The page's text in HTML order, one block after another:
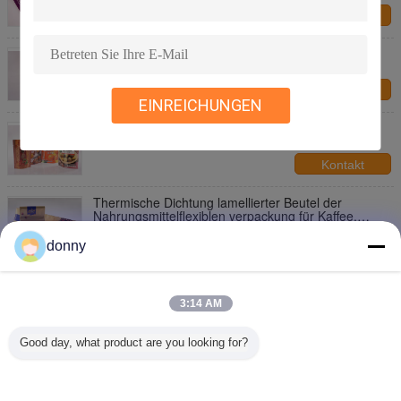
EINREICHUNGEN
Farbiger Rundboden der Nahrungsmittelflexiblen
Druck der stehenden lamellierten Tasche der
Kontakt
Thermische Dichtung lamellierter Beutel der
Nahrungsmittelflexiblen verpackung für Kaffee,
Matcha Grüner Tee Lebensmittelverpackung
donny
3:14 AM
Good day, what product are you looking for?